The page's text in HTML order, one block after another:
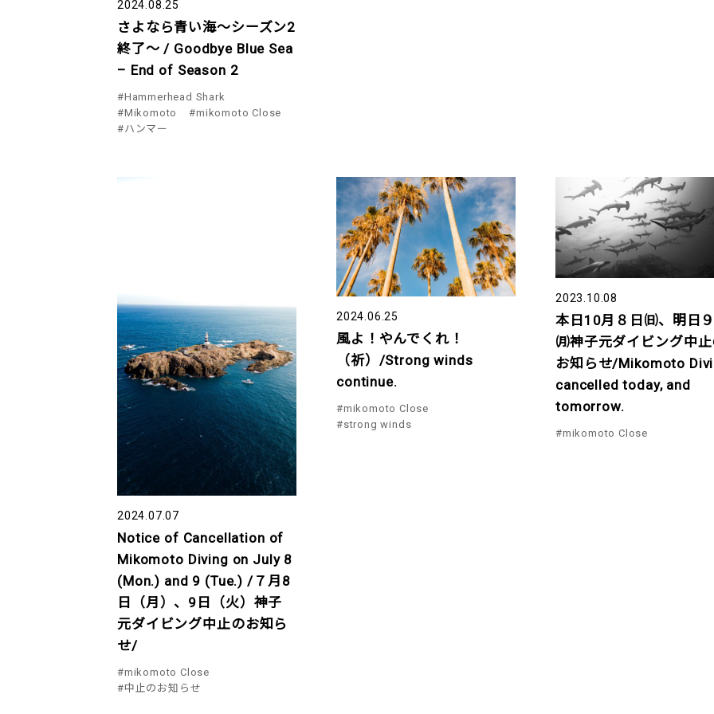
2024.08.25
さよなら青い海～シーズン2
終了～ / Goodbye Blue Sea
– End of Season 2
#Hammerhead Shark
#Mikomoto
#mikomoto Close
#ハンマー
2024.07.07
Notice of Cancellation of
Mikomoto Diving on July 8
(Mon.) and 9 (Tue.) /７月8
日（月）、9日（火）神子
元ダイビング中止のお知ら
せ/
#mikomoto Close
#中止のお知らせ
2024.06.25
風よ！やんでくれ！
（祈）/Strong winds
continue.
#mikomoto Close
#strong winds
2023.10.08
本日10月８日㈰、明日
㈪神子元ダイビング中
お知らせ/Mikomoto
cancelled today, and
tomorrow.
#mikomoto Close